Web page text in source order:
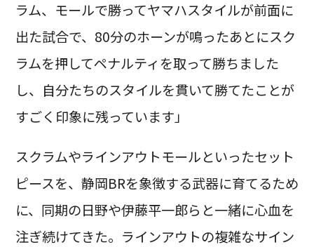
ラム、モールで勝ってヤマハスタイルが前面に
出た試合で、80分のホーンが鳴ったあとにスク
ラムを押してペナルティを取って勝ちました
し、自分たちのスタイルを貫いて勝てたことが
すごく印象に残っています」
スクラムやラインアウトモールといったセット
ピースを、静岡BRを象徴する武器に育てるため
に、同期の日野や伊藤平一郎らと一緒に心血を
注ぎ続けてきた。ラインアウトの複雑なサイン